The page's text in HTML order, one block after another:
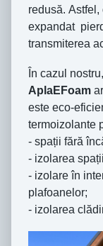
redusă.
expandat
transmiterea
În cazul
AplaEFoam
este eco-
termoizolante
- spații fără
- izolarea
- izolare în
plafoanelor;
- izolarea